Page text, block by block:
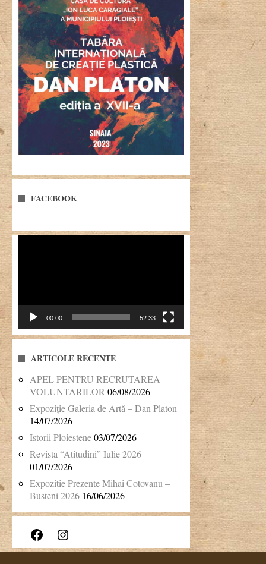
FACEBOOK
00:00 52:33
ARTICOLE RECENTE
APEL PENTRU RECRUTAREA
VOLUNTARILOR 06/08/2026
Expoziție Galeria de Artă – Dan Platon
14/07/2026
Istorii Ploiestene03/07/2026
Revista “Atitudini” Iulie 2026
01/07/2026
Expozitie Prezente Mihai Cotovanu –
Busteni 2026 16/06/2026
Facebook Instagram